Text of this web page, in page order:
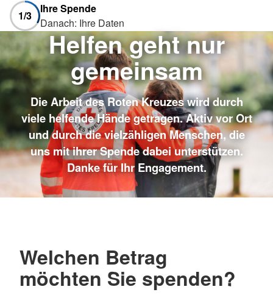
1/3
Ihre Spende
Danach: Ihre Daten
Helfen geht nur
gemeinsam
Die Arbeit des Roten Kreuzes wird durch
viele helfende Hände getragen. Aktiv vor Ort
und durch die vielzähligen Menschen, die
uns mit ihrer Spende dabei unterstützen.
Danke für Ihr Engagement.
Welchen Betrag
möchten Sie spenden?